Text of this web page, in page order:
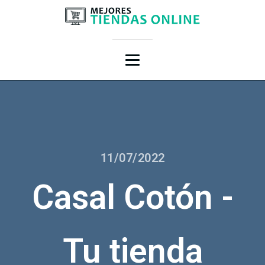
11/07/2022
Casal Cotón -
Tu tienda